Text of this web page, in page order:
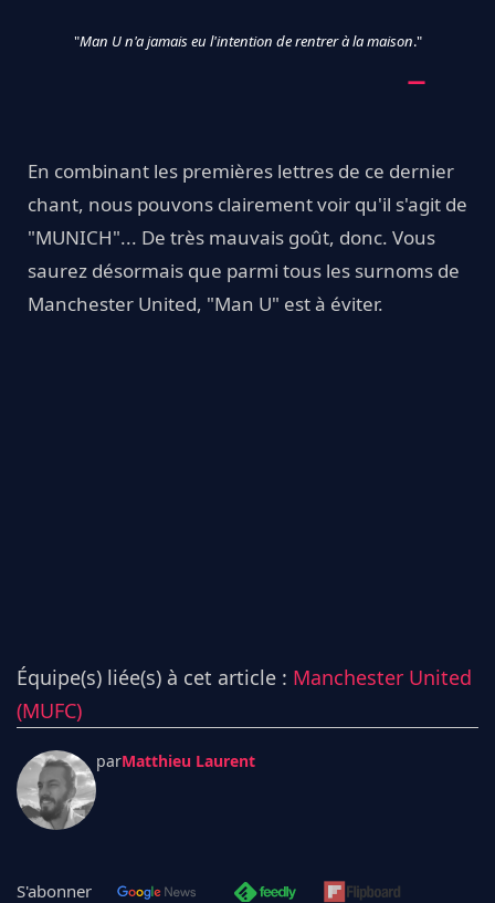
"Man U n'a jamais eu l'intention de rentrer à la maison."
En combinant les premières lettres de ce dernier
chant, nous pouvons clairement voir qu'il s'agit de
"MUNICH"... De très mauvais goût, donc. Vous
saurez désormais que parmi tous les surnoms de
Manchester United, "Man U" est à éviter.
Équipe(s) liée(s) à cet article : Manchester United
(MUFC)
parMatthieu Laurent
S'abonner